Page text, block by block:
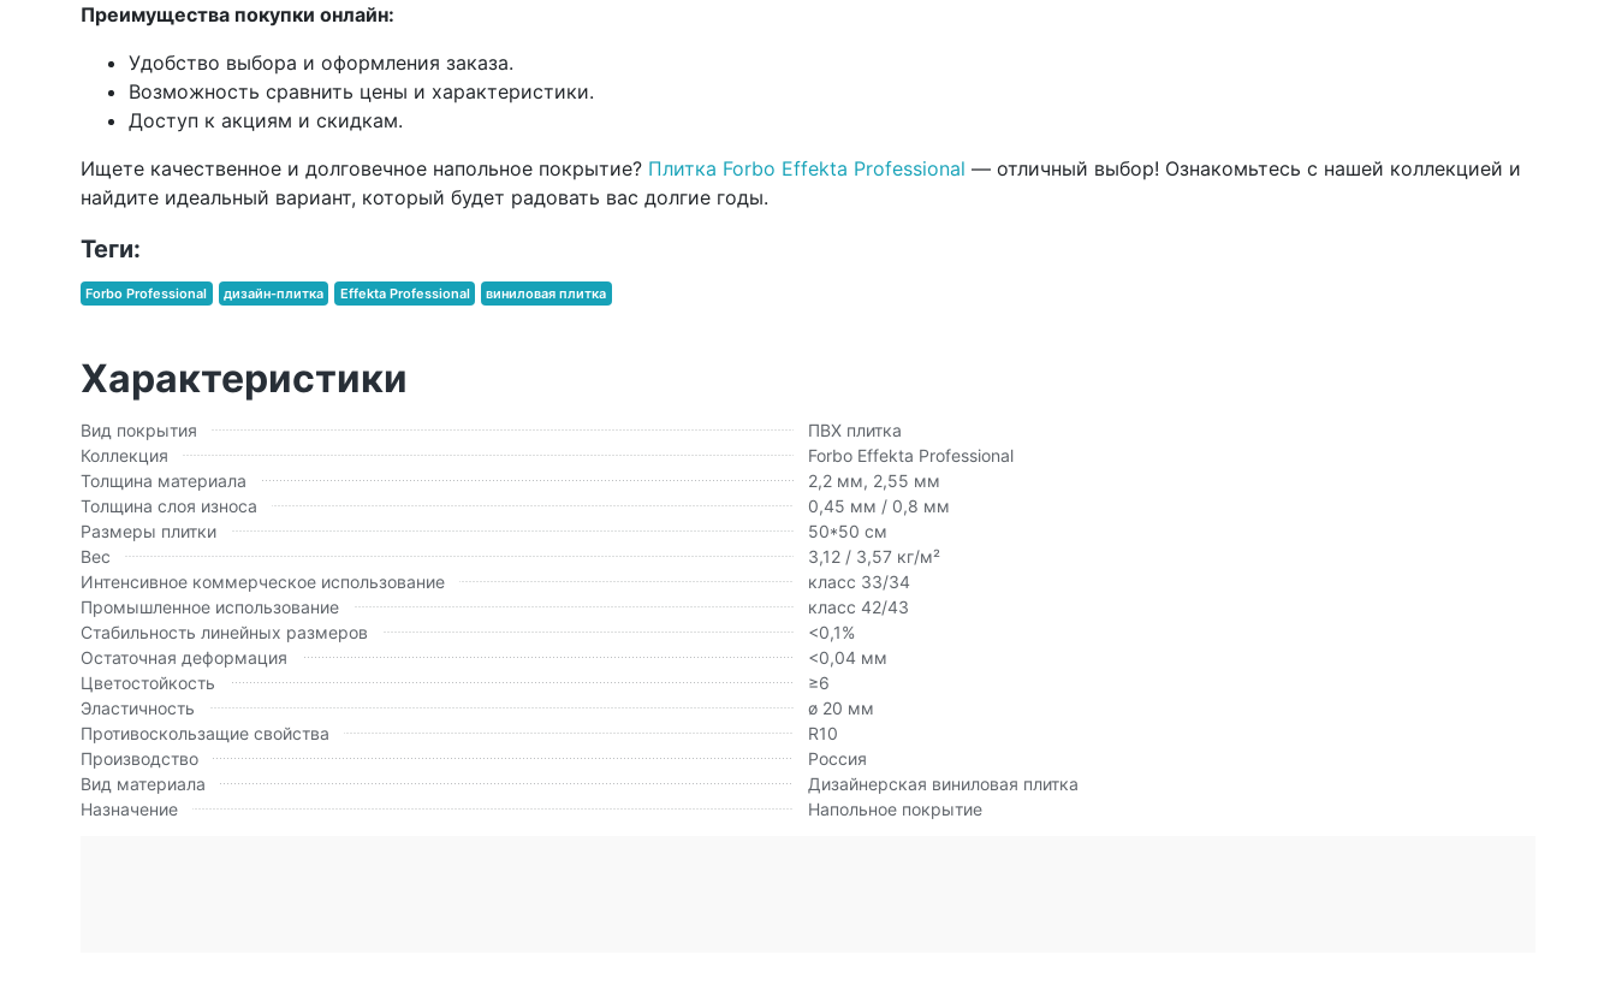
Преимущества покупки онлайн:
Удобство выбора и оформления заказа.
Возможность сравнить цены и характеристики.
Доступ к акциям и скидкам.
Ищете качественное и долговечное напольное покрытие? Плитка Forbo Effekta Professional — отличный выбор! Ознакомьтесь с нашей коллекцией и
найдите идеальный вариант, который будет радовать вас долгие годы.
Теги:
Forbo Professional дизайн-плитка Effekta Professional виниловая плитка
Характеристики
Вид покрытия
ПВХ плитка
Коллекция
Forbo Effekta Professional
Толщина материала
2,2 мм, 2,55 мм
Толщина слоя износа
0,45 мм / 0,8 мм
Размеры плитки
50*50 см
Вес
3,12 / 3,57 кг/м²
Интенсивное коммерческое использование
класс 33/34
Промышленное использование
класс 42/43
Стабильность линейных размеров
<0,1%
Остаточная деформация
<0,04 мм
Цветостойкость
≥6
Эластичность
ø 20 мм
Противоскользащие свойства
R10
Производство
Россия
Вид материала
Дизайнерская виниловая плитка
Назначение
Напольное покрытие